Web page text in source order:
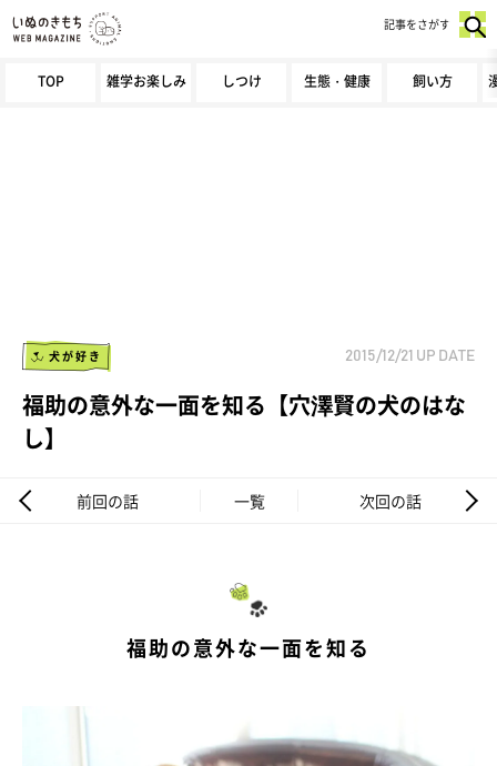
TOP 雑学お楽しみ しつけ 生態・健康 飼い方
記事をさがす
犬が好き 2015/12/21 UP DATE
福助の意外な一面を知る【穴澤賢の犬のはな
し】
前回の話 一覧 次回の話
福助の意外な一面を知る